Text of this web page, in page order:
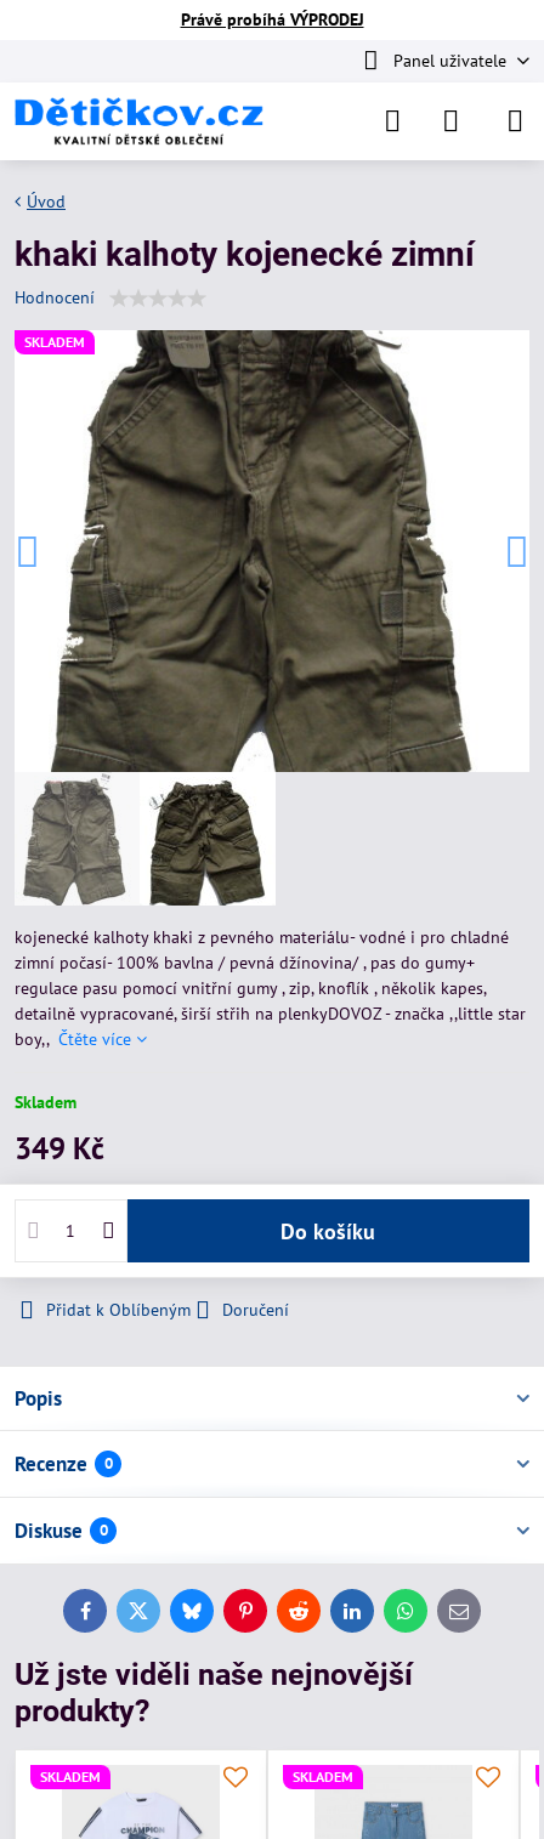
Právě probíhá VÝPRODEJ
Panel uživatele
SKLADEM
Úvod
khaki kalhoty kojenecké zimní
Hodnocení
kojenecké kalhoty khaki z pevného materiálu- vodné i pro chladné
zimní počasí- 100% bavlna / pevná džínovina/ , pas do gumy+
regulace pasu pomocí vnitřní gumy , zip, knoflík , několik kapes,
detailně vypracované, širší střih na plenkyDOVOZ - značka ,,little star
boy,, Čtěte více
Skladem
349 Kč
Do košíku
Přidat k Oblíbeným Doručení
Popis
Recenze 0
Diskuse 0
FacebookTwitterBlueskyPinterestReddit LinkedInWhatsApp
E-
mail
Už jste viděli naše nejnovější
produkty?
SKLADEM SKLADEM